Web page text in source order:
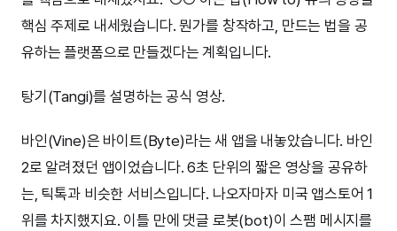
핵심 주제로 내세웠습니다. 뭔가를 창작하고, 만드는 법을 공
유하는 플랫폼으로 만들겠다는 계획입니다.
탕기(Tangi)를 설명하는 공식 영상.
바인(Vine)은 바이트(Byte)라는 새 앱을 내놓았습니다. 바인
2로 알려졌던 앱이었습니다. 6초 단위의 짧은 영상을 공유하
는, 틱톡과 비슷한 서비스입니다. 나오자마자 미국 앱스토어 1
위를 차지했지요. 이틀 만에 댓글 로봇(bot)이 스팸 메시지를